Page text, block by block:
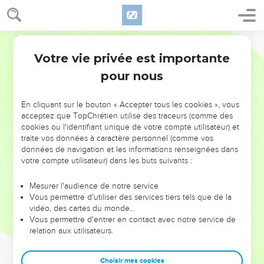
NE MANQUEZ PAS L’ÉVÉNEMENT
DE L’ANNÉE !
ET SI LEURS ERREURS POUVAIENT VOUS ÉVITER LES
VOTRES ?
leur foi ou leur vision. Mais on voit moins les doutes, les erreurs
et les saisons difficiles qu'ils ont traversés, alors même que ce
sont elles qui les ont façonnés.
Dans cette conférence, leaders, entrepreneurs, et responsables
clés pour avancer avec plus de sagesse afin que leurs erreurs
Votre vie privée est importante
pour nous
En cliquant sur le bouton « Accepter tous les cookies », vous
acceptez que TopChrétien utilise des traceurs (comme des
cookies ou l'identifiant unique de votre compte utilisateur) et
traite vos données à caractère personnel (comme vos
données de navigation et les informations renseignées dans
votre compte utilisateur) dans les buts suivants :
Mesurer l'audience de notre service
Vous permettre d'utiliser des services tiers tels que de la
vidéo, des cartes du monde…
Vous permettre d'entrer en contact avec notre service de
relation aux utilisateurs.
Choisir mes cookies